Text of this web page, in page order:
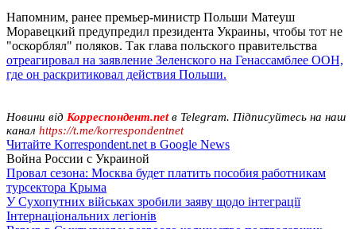
Напомним, ранее премьер-министр Польши Матеуш
Моравецкий предупредил президента Украины, чтобы тот не
"оскорблял" поляков. Так глава польского правительства
отреагировал на заявление Зеленского на Генассамблее ООН,
где он раскритиковал действия Польши.
Новини від Корреспондент.netв Telegram. Підписуйтесь на наш
канал https://t.me/korrespondentnet
Читайте Korrespondent.net в Google News
Война России с Украиной
Провал сезона: Москва будет платить пособия работникам
турсектора Крыма
У Сухопутних військах зробили заяву щодо інтеграції
Інтернаціональних легіонів